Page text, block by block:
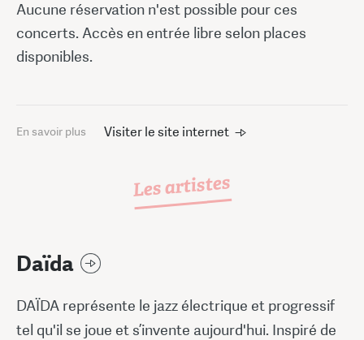
Aucune réservation n'est possible pour ces
concerts. Accès en entrée libre selon places
disponibles.
En savoir plus Visiter le site internet
Les artistes
Daïda
DAÏDA représente le jazz électrique et progressif
tel qu'il se joue et s’invente aujourd'hui. Inspiré de